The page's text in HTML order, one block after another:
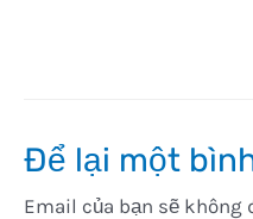
Để lại một
Email của bạn sẽ